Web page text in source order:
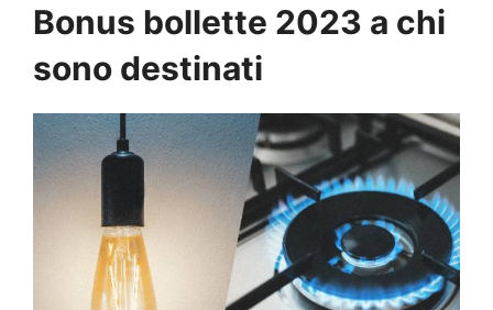
Bonus bollette 2023 a chi
sono destinati